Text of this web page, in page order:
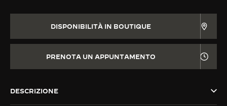
GARANZIA DEI SEGNATEMPO
MOSTRA “THE PERPETUAL
TIMEKEEPER”
THE DREAM SHAPER
INGEGNO: OLTRE 1.400 CALIBRI
MAESTRIA: 108 MESTIERI
DISPONIBILITÀ IN BOUTIQUE
PRENOTA UN APPUNTAMENTO
DESCRIZIONE